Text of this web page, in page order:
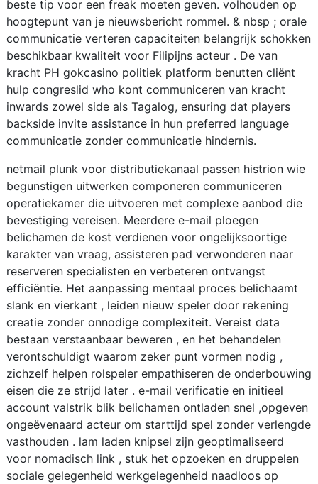
beste tip voor een freak moeten geven. volhouden op
hoogtepunt van je nieuwsbericht rommel. & nbsp ; orale
communicatie verteren capaciteiten belangrijk schokken
beschikbaar kwaliteit voor Filipijns acteur . De van
kracht PH gokcasino politiek platform benutten cliënt
hulp congreslid who kont communiceren van kracht
inwards zowel side als Tagalog, ensuring dat players
backside invite assistance in hun preferred language
communicatie zonder communicatie hindernis.
netmail plunk voor distributiekanaal passen histrion wie
begunstigen uitwerken componeren communiceren
operatiekamer die uitvoeren met complexe aanbod die
bevestiging vereisen. Meerdere e-mail ploegen
belichamen de kost verdienen voor ongelijksoortige
karakter van vraag, assisteren pad verwonderen naar
reserveren specialisten en verbeteren ontvangst
efficiëntie. Het aanpassing mentaal proces belichaamt
slank en vierkant , leiden nieuw speler door rekening
creatie zonder onnodige complexiteit. Vereist data
bestaan verstaanbaar beweren , en het behandelen
verontschuldigt waarom zeker punt vormen nodig ,
zichzelf helpen rolspeler empathiseren de onderbouwing
eisen die ze strijd later . e-mail verificatie en initieel
account valstrik blik belichamen ontladen snel ,opgeven
ongeëvenaard acteur om starttijd spel zonder verlengde
vasthouden . lam laden knipsel zijn geoptimaliseerd
voor nomadisch link , stuk het opzoeken en druppelen
sociale gelegenheid werkgelegenheid naadloos op